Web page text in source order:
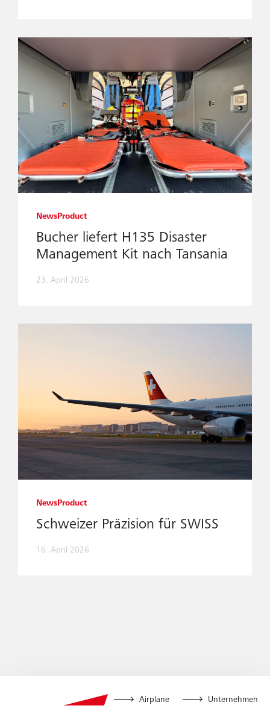
NewsProduct
Bucher liefert H135 Disaster
Management Kit nach Tansania
23. April 2026
NewsProduct
Schweizer Präzision für SWISS
16. April 2026
Airplane Unternehmen